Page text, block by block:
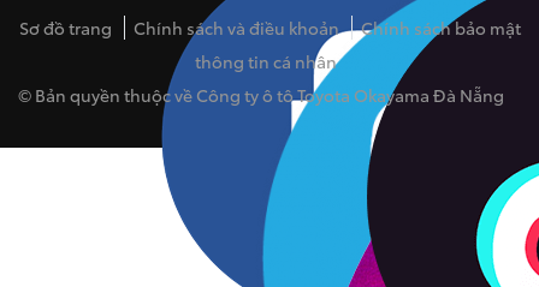
Sơ đồ trang Chính sách và điều khoản
Chính sách bảo mật
thông tin cá nhân
© Bản quyền thuộc về Công ty ô tô Toyota Okayama Đà Nẵng